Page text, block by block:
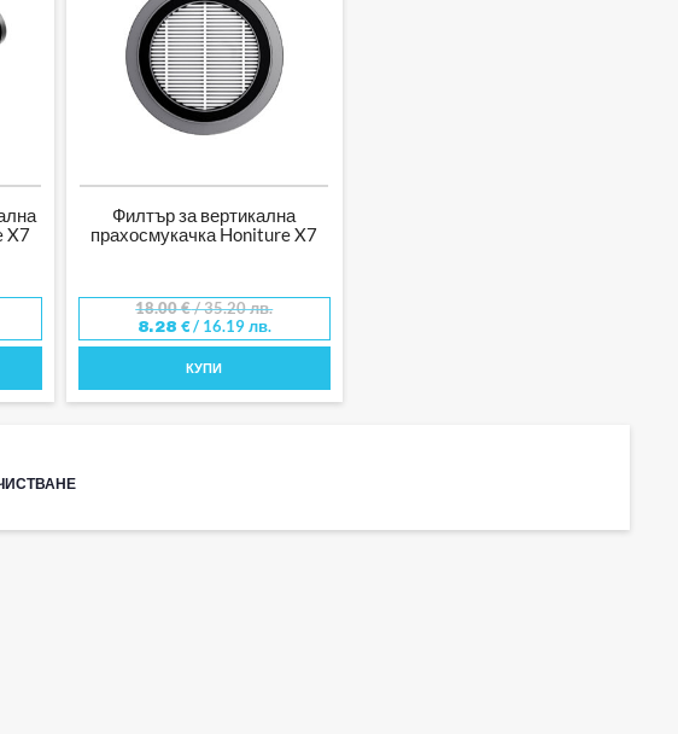
X7
Филтър за вертикална
прахосмукачка Honiture X7
18.00€/ 35.20 лв.
8.28 €/ 16.19 лв.
КУПИ